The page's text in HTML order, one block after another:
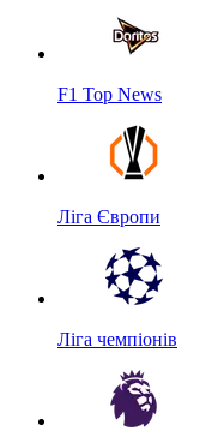
F1 Top News
Ліга Європи
Ліга чемпіонів